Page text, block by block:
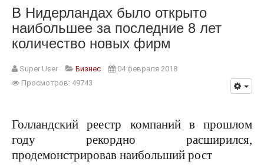
В Нидерландах было открыто
наибольшее за последние 8 лет
количество новых фирм
Super User Бизнес
04 февраля 2018
Просмотров: 49743
Голландский реестр компаний в прошлом
году рекордно расширился,
продемонстрировав наибольший рост